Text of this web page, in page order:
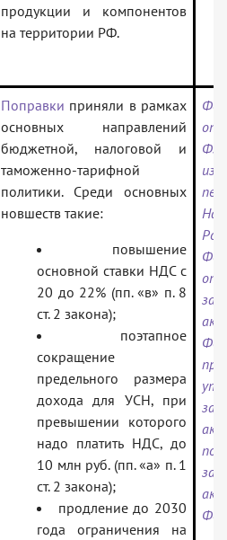
продукции и компонентов
на территории РФ.
Поправки приняли в рамках
основных направлений
бюджетной, налоговой и
таможенно-тарифной
политики. Среди основных
новшеств такие:
повышение
основной ставки НДС с
20 до 22% (пп. «в» п. 8
ст. 2 закона);
поэтапное
сокращение
предельного размера
дохода для УСН, при
превышении которого
надо платить НДС, до
10 млн руб. (пп. «а» п. 1
ст. 2 закона);
продление до 2030
года ограничения на
от
ФЗ